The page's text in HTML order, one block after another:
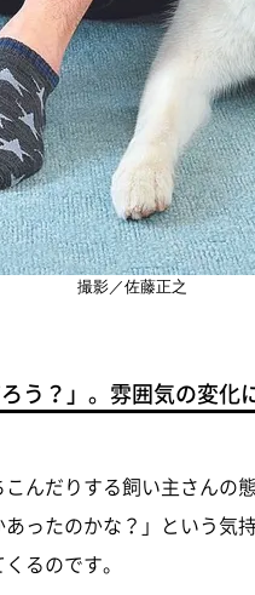
撮影／佐藤正之
う？」。雰囲気の変化
んだりする飼い主さんの
ったのかな？」という気
るのです。